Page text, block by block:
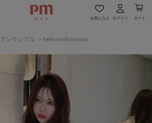
お気に入り ログイン カート
アンサンブル > belle mellow tops